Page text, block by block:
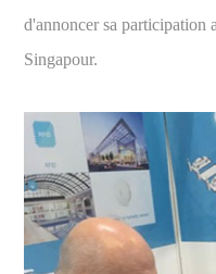
d'annoncer sa participation
Singapour.